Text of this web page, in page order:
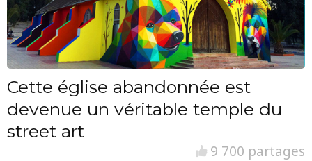
Cette église abandonnée est
devenue un véritable temple du
street art
9 700 partages